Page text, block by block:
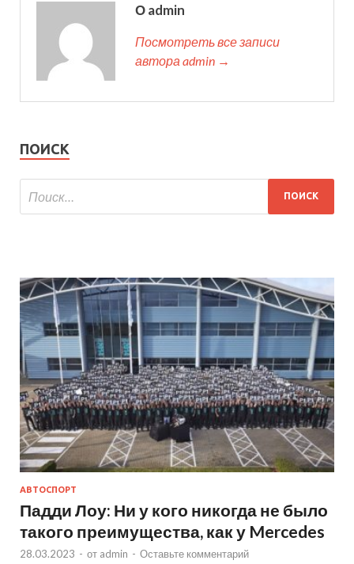
О admin
Посмотреть все записи
автора admin →
ПОИСК
АВТОСПОРТ
Падди Лоу: Ни у кого никогда не было
такого преимущества, как у Mercedes
28.03.2023 - от admin - Оставьте комментарий